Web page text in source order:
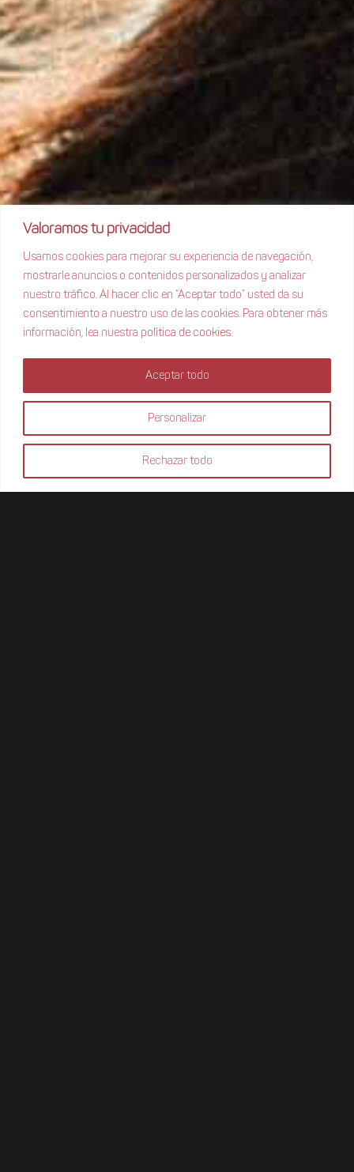
Valoramos tu privacidad
Usamos cookies para mejorar su experiencia de navegación,
mostrarle anuncios o contenidos personalizados y analizar
nuestro tráfico. Al hacer clic en “Aceptar todo” usted da su
consentimiento a nuestro uso de las cookies. Para obtener más
información, lea nuestra política de cookies.
Personalizar
Rechazar todo
Aceptar todo